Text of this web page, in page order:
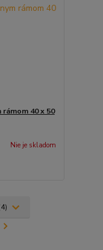
40 x 50
Nie je skladom